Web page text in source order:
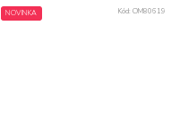
NOVINKA Kód: OM80619